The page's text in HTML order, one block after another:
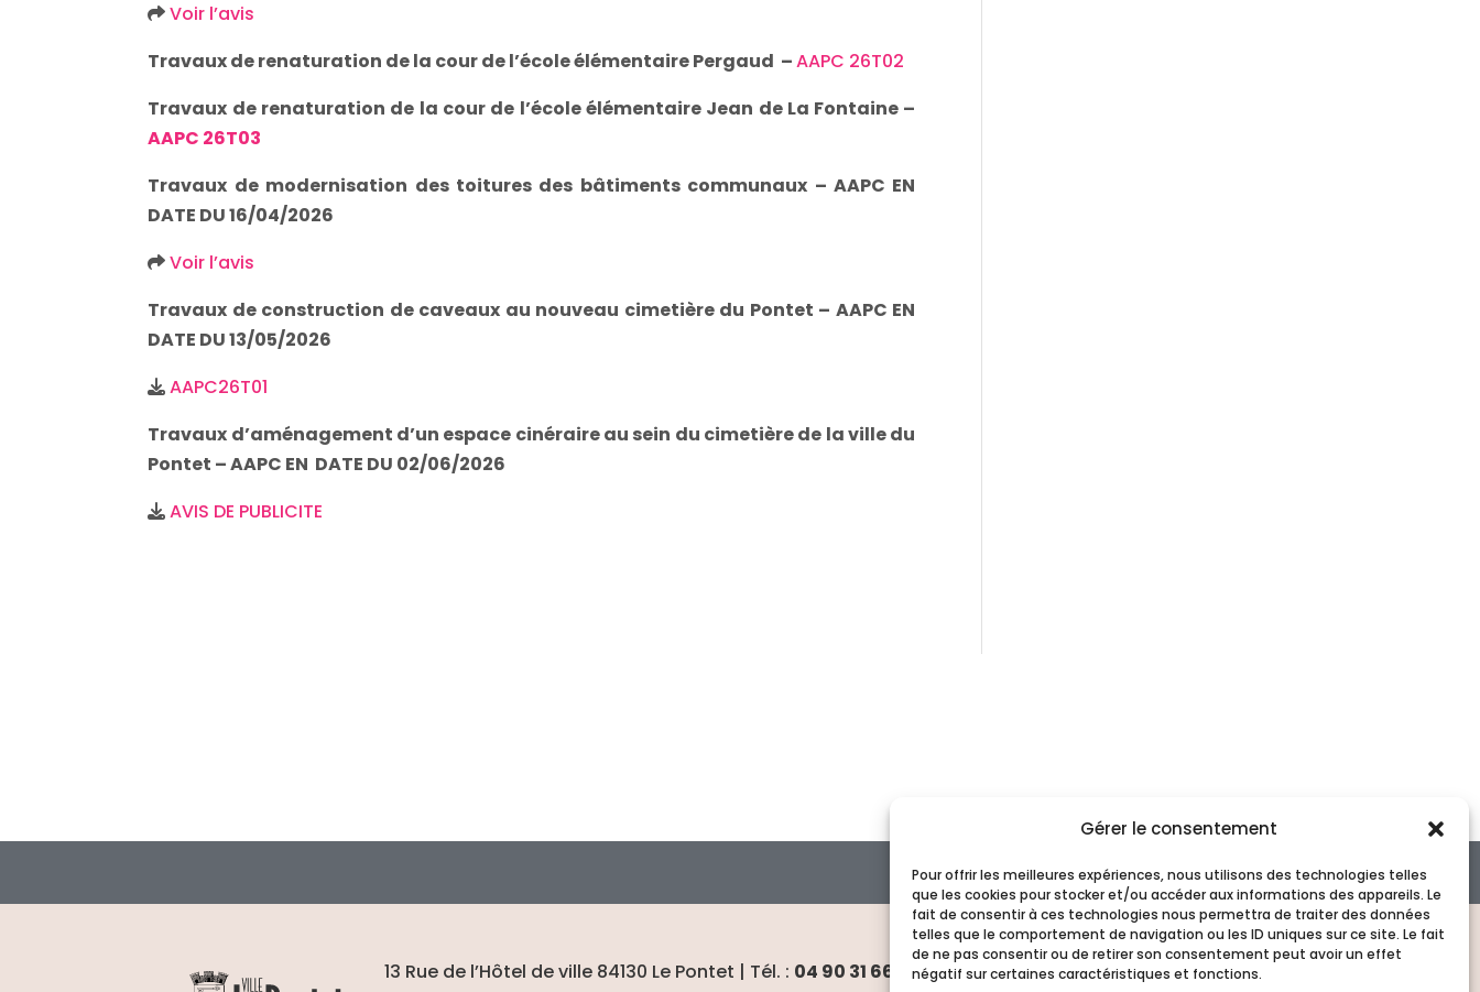
Gérer le consentement
Pour offrir les meilleures expériences, nous utilisons des technologies telles
que les cookies pour stocker et/ou accéder aux informations des appareils. Le
fait de consentir à ces technologies nous permettra de traiter des données
telles que le comportement de navigation ou les ID uniques sur ce site. Le fait
de ne pas consentir ou de retirer son consentement peut avoir un effet
négatif sur certaines caractéristiques et fonctions.
Voir l’avis
Travaux de renaturation de la cour de l’école élémentaire Pergaud –AAPC 26T02
Travaux de renaturation de la cour de l’école élémentaire Jean de La Fontaine –
AAPC 26T03
Travaux de modernisation des toitures des bâtiments communaux – AAPC EN
DATE DU 16/04/2026
Voir l’avis
Travaux de construction de caveaux au nouveau cimetière du Pontet – AAPC EN
DATE DU 13/05/2026
AAPC26T01
Travaux d’aménagement d’un espace cinéraire au sein du cimetière de la ville du
Pontet – AAPC EN DATE DU 02/06/2026
AVIS DE PUBLICITE
Suivez-nous :
13 Rue de l’Hôtel de ville 84130 Le Pontet | Tél. : 04 90 31 66 00